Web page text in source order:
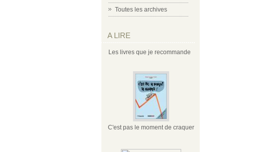
Toutes les archives
A LIRE
Les livres que je recommande
C'est pas le moment de craquer